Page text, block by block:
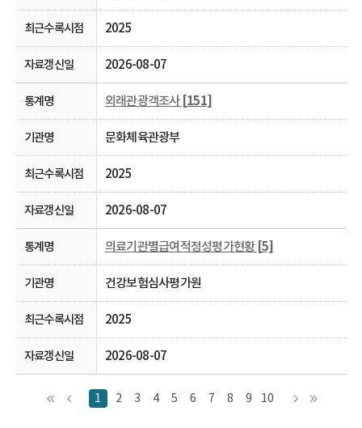
2025
2026-08-07
외래관광객조사 [151]
문화체육관광부
2025
2026-08-07
의료기관별급여적정성평가현황 [5]
건강보험심사평가원
2025
2026-08-07
1 2 3 4 5 6 7 8 9 10